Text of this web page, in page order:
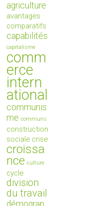
agriculture
avantages
comparatifs
capabilités
capitalisme
comm
erce
intern
ational
communis
me communs
construction
sociale crise
croissa
nce culture
cycle
division
du travail